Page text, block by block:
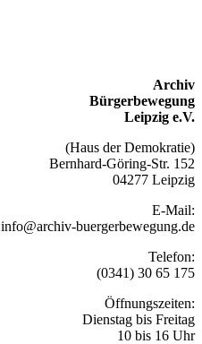
Archiv
Bürgerbewegung
Leipzig e.V.
(Haus der Demokratie)
Bernhard-Göring-Str. 152
04277 Leipzig
E-Mail:
info@archiv-buergerbewegung.de
Telefon:
(0341) 30 65 175
Öffnungszeiten:
Dienstag bis Freitag
10 bis 16 Uhr